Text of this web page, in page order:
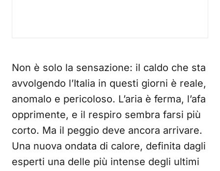
Non è solo la sensazione: il caldo che sta
avvolgendo l’Italia in questi giorni è reale,
anomalo e pericoloso. L’aria è ferma, l’afa
opprimente, e il respiro sembra farsi più
corto. Ma il peggio deve ancora arrivare.
Una nuova ondata di calore, definita dagli
esperti una delle più intense degli ultimi